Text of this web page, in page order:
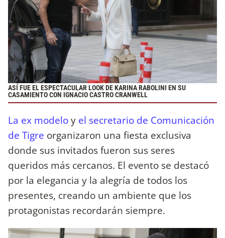
ASÍ FUE EL ESPECTACULAR LOOK DE KARINA RABOLINI EN SU
CASAMIENTO CON IGNACIO CASTRO CRANWELL
La ex modeloy el secretario de Comunicación
de Tigre organizaron una fiesta exclusiva
donde sus invitados fueron sus seres
queridos más cercanos. El evento se destacó
por la elegancia y la alegría de todos los
presentes, creando un ambiente que los
protagonistas recordarán siempre.